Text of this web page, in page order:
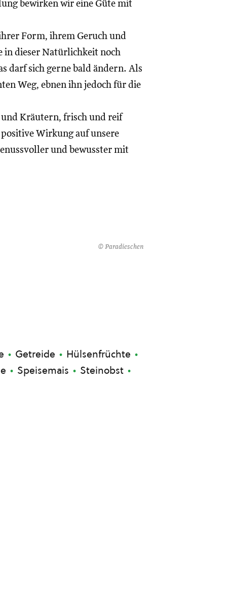
bewirken wir eine Güte mit
Form, ihrem Geruch und
in dieser Natürlichkeit noch
darf sich gerne bald ändern. Als
Weg, ebnen ihn jedoch für die
und Kräutern, frisch und reif
Wirkung auf unsere
und bewusster mit
© Paradieschen
Getreide
Hülsenfrüchte
Speisemais Steinobst